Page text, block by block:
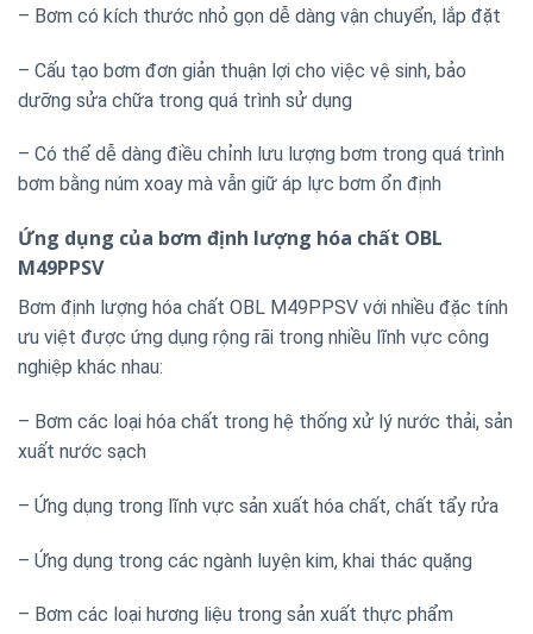
– Bơm có kích thước nhỏ gọn dễ dàng vận chuyển, lắp đặt
– Cấu tạo bơm đơn giản thuận lợi cho việc vệ sinh, bảo
dưỡng sửa chữa trong quá trình sử dụng
– Có thể dễ dàng điều chỉnh lưu lượng bơm trong quá trình
bơm bằng núm xoay mà vẫn giữ áp lực bơm ổn định
Ứng dụng của bơm định lượng hóa chất OBL
M49PPSV
Bơm định lượng hóa chất OBL M49PPSV với nhiều đặc tính
ưu việt được ứng dụng rộng rãi trong nhiều lĩnh vực công
nghiệp khác nhau:
– Bơm các loại hóa chất trong hệ thống xử lý nước thải, sản
xuất nước sạch
– Ứng dụng trong lĩnh vực sản xuất hóa chất, chất tẩy rửa
– Ứng dụng trong các ngành luyện kim, khai thác quặng
– Bơm các loại hương liệu trong sản xuất thực phẩm